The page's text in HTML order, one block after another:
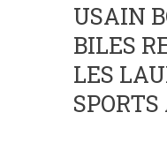
USAIN
BILES
LES